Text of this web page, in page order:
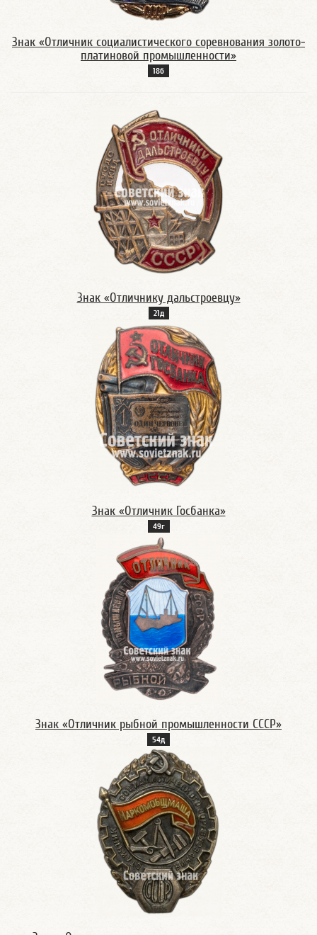
Знак «Отличник социалистического соревнования золото-
платиновой промышленности»
18б
Знак «Отличнику дальстроевцу»
21д
Знак «Отличник Госбанка»
49г
Знак «Отличник рыбной промышленности СССР»
54д